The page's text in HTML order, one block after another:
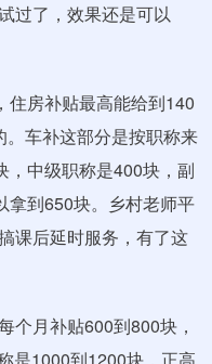
过了，效果还是可以
住房补贴最高能给到140
车补这部分是按职称来
，中级职称是400块，副
拿到650块。乡村老师平
课后延时服务，有了这
个月补贴600到800块，